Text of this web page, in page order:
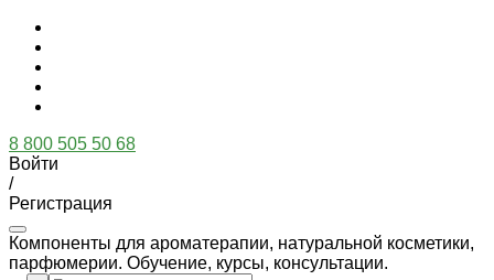
8 800 505 50 68
Войти
/
Регистрация
Компоненты для ароматерапии, натуральной косметики,
парфюмерии. Обучение, курсы, консультации.